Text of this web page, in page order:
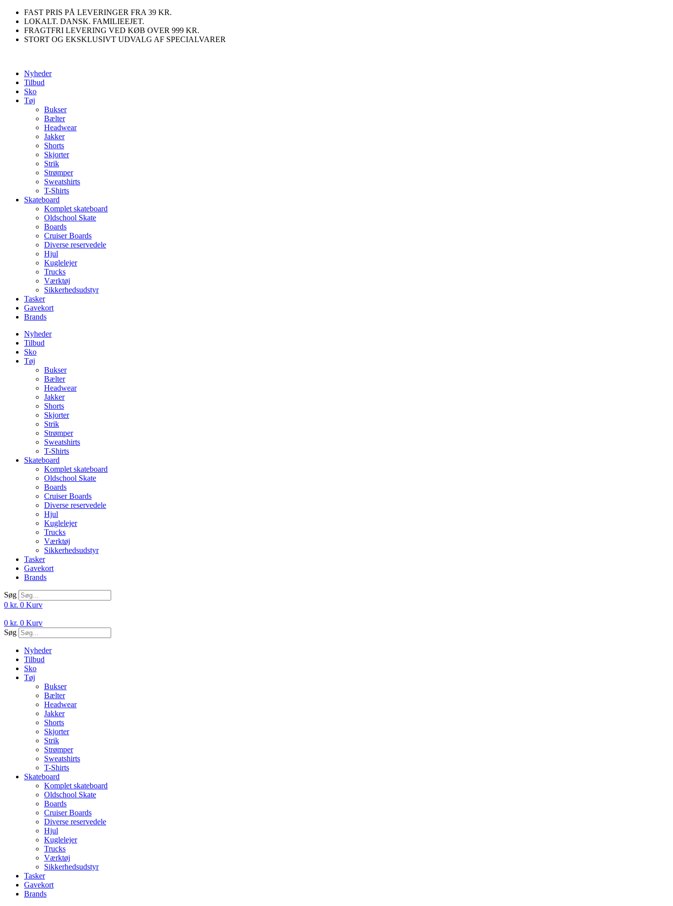
Videre
indhold
FAST PRIS PÅ LEVERINGER FRA 39 KR.
LOKALT. DANSK. FAMILIEEJET.
FRAGTFRI LEVERING VED KØB OVER 999 KR.
STORT OG EKSKLUSIVT UDVALG AF SPECIALVARER
Nyheder
Tilbud
Sko
Tøj
Bukser
Bælter
Headwear
Jakker
Shorts
Skjorter
Strik
Strømper
Sweatshirts
T-Shirts
Skateboard
Komplet skateboard
Oldschool Skate
Boards
Cruiser Boards
Diverse reservedele
Hjul
Kuglelejer
Trucks
Værktøj
Sikkerhedsudstyr
Tasker
Gavekort
Brands
Nyheder
Tilbud
Sko
Tøj
Bukser
Bælter
Headwear
Jakker
Shorts
Skjorter
Strik
Strømper
Sweatshirts
T-Shirts
Skateboard
Komplet skateboard
Oldschool Skate
Boards
Cruiser Boards
Diverse reservedele
Hjul
Kuglelejer
Trucks
Værktøj
Sikkerhedsudstyr
Tasker
Gavekort
Brands
Søg
0 kr. 0 Kurv
0 kr. 0 Kurv
Søg
Nyheder
Tilbud
Sko
Tøj
Bukser
Bælter
Headwear
Jakker
Shorts
Skjorter
Strik
Strømper
Sweatshirts
T-Shirts
Skateboard
Komplet skateboard
Oldschool Skate
Boards
Cruiser Boards
Diverse reservedele
Hjul
Kuglelejer
Trucks
Værktøj
Sikkerhedsudstyr
Tasker
Gavekort
Brands